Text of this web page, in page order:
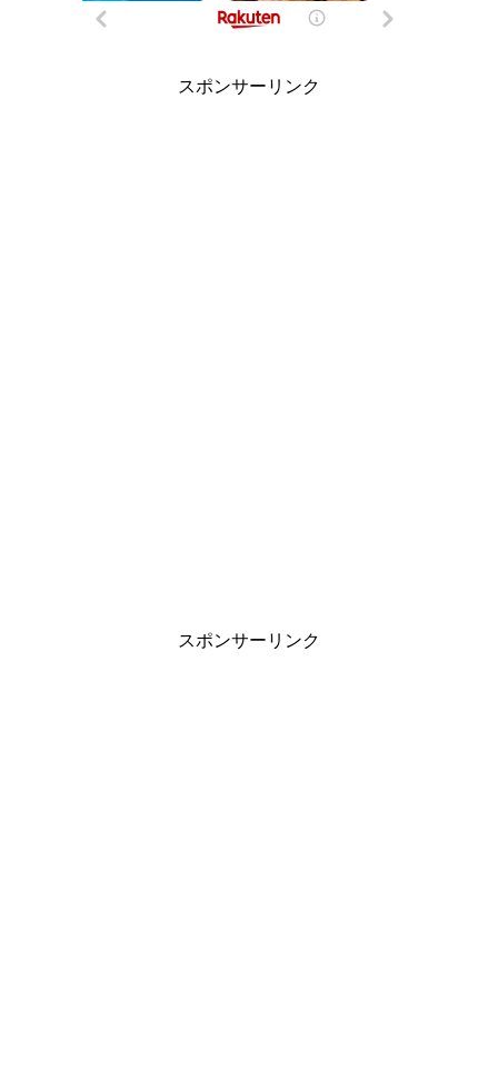
スポンサーリンク
スポンサーリンク